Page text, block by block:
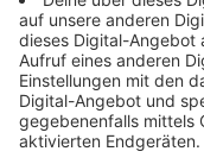
Mit seinem
die Aachener
Szene nicht
Mundartpreis-